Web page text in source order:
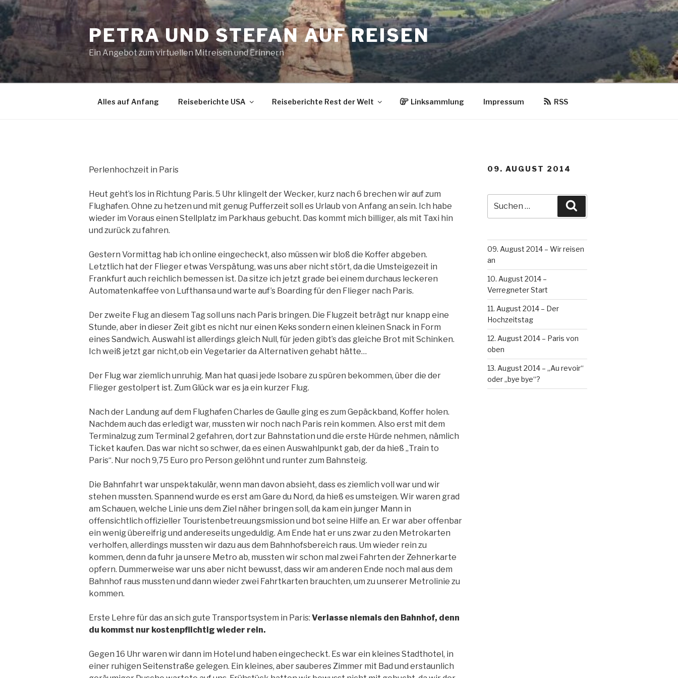
Zum
Inhalt
springen
PETRA UND STEFAN AUF REISEN
Ein Angebot zum virtuellen Mitreisen und Erinnern
Alles auf Anfang Reiseberichte USA Reiseberichte Rest der Welt Linksammlung Impressum RSS
09. AUGUST 2014
Perlenhochzeit in Paris
Heut geht’s los in Richtung Paris. 5 Uhr klingelt der Wecker, kurz nach 6 brechen wir auf zum
Flughafen. Ohne zu hetzen und mit genug Pufferzeit soll es Urlaub von Anfang an sein. Ich habe
wieder im Voraus einen Stellplatz im Parkhaus gebucht. Das kommt mich billiger, als mit Taxi hin
und zurück zu fahren.
Gestern Vormittag hab ich online eingecheckt, also müssen wir bloß die Koffer abgeben.
Letztlich hat der Flieger etwas Verspätung, was uns aber nicht stört, da die Umsteigezeit in
Frankfurt auch reichlich bemessen ist. Da sitze ich jetzt grade bei einem durchaus leckeren
Automatenkaffee von Lufthansa und warte auf’s Boarding für den Flieger nach Paris.
Der zweite Flug an diesem Tag soll uns nach Paris bringen. Die Flugzeit beträgt nur knapp eine
Stunde, aber in dieser Zeit gibt es nicht nur einen Keks sondern einen kleinen Snack in Form
eines Sandwich. Auswahl ist allerdings gleich Null, für jeden gibt’s das gleiche Brot mit Schinken.
Ich weiß jetzt gar nicht,ob ein Vegetarier da Alternativen gehabt hätte…
Der Flug war ziemlich unruhig. Man hat quasi jede Isobare zu spüren bekommen, über die der
Flieger gestolpert ist. Zum Glück war es ja ein kurzer Flug.
Nach der Landung auf dem Flughafen Charles de Gaulle ging es zum Gepäckband, Koffer holen.
Nachdem auch das erledigt war, mussten wir noch nach Paris rein kommen. Also erst mit dem
Terminalzug zum Terminal 2 gefahren, dort zur Bahnstation und die erste Hürde nehmen, nämlich
Ticket kaufen. Das war nicht so schwer, da es einen Auswahlpunkt gab, der da hieß „Train to
Paris“. Nur noch 9,75 Euro pro Person gelöhnt und runter zum Bahnsteig.
Die Bahnfahrt war unspektakulär, wenn man davon absieht, dass es ziemlich voll war und wir
stehen mussten. Spannend wurde es erst am Gare du Nord, da hieß es umsteigen. Wir waren grad
am Schauen, welche Linie uns dem Ziel näher bringen soll, da kam ein junger Mann in
offensichtlich offizieller Touristenbetreuungsmission und bot seine Hilfe an. Er war aber offenbar
ein wenig übereifrig und andereseits ungeduldig. Am Ende hat er uns zwar zu den Metrokarten
verholfen, allerdings mussten wir dazu aus dem Bahnhofsbereich raus. Um wieder rein zu
kommen, denn da fuhr ja unsere Metro ab, mussten wir schon mal zwei Fahrten der Zehnerkarte
opfern. Dummerweise war uns aber nicht bewusst, dass wir am anderen Ende noch mal aus dem
Bahnhof raus mussten und dann wieder zwei Fahrtkarten brauchten, um zu unserer Metrolinie zu
kommen.
Erste Lehre für das an sich gute Transportsystem in Paris: Verlasse niemals den Bahnhof, denn
du kommst nur kostenpflichtig wieder rein.
Gegen 16 Uhr waren wir dann im Hotel und haben eingecheckt. Es war ein kleines Stadthotel, in
einer ruhigen Seitenstraße gelegen. Ein kleines, aber sauberes Zimmer mit Bad und erstaunlich
nach:
09. August 2014 – Wir reisen
an
10. August 2014 –
Verregneter Start
11. August 2014 – Der
Hochzeitstag
12. August 2014 – Paris von
oben
13. August 2014 – „Au revoir“
oder „bye bye“?